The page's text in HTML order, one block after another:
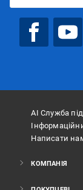
АІ Служба
Написати
КОМПАНІЯ